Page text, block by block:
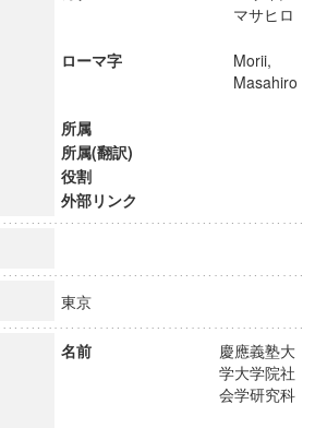
マサヒロ
ローマ字
Morii,
Masahiro
所属
所属(翻訳)
役割
外部リンク
東京
名前
慶應義塾大
学大学院社
会学研究科